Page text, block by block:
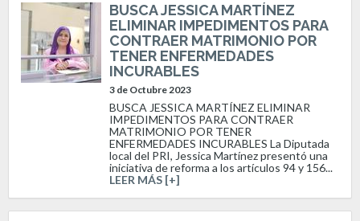
BUSCA JESSICA MARTÍNEZ
ELIMINAR IMPEDIMENTOS PARA
CONTRAER MATRIMONIO POR
TENER ENFERMEDADES
INCURABLES
3 de Octubre 2023
BUSCA JESSICA MARTÍNEZ ELIMINAR
IMPEDIMENTOS PARA CONTRAER
MATRIMONIO POR TENER
ENFERMEDADES INCURABLES La Diputada
local del PRI, Jessica Martínez presentó una
iniciativa de reforma a los artículos 94 y 156...
LEER MÁS [+]